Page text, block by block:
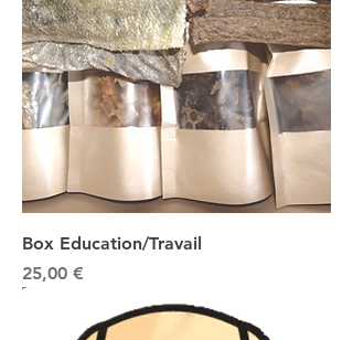
Box Education/Travail
Prix
25,00 €